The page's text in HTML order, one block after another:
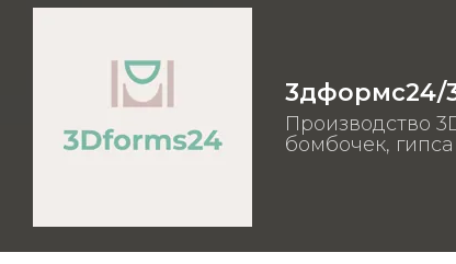
3дформс24/
Производство
бомбочек,